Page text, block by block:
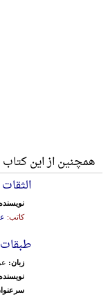
همچنین از این کتاب
کاتب:
طبقات
زبان: